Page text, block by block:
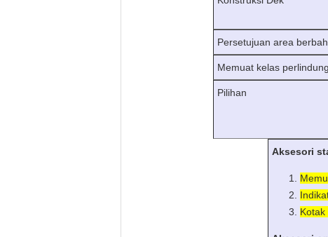
Persetujuan area
Memuat kelas
Pilihan
Aksesori